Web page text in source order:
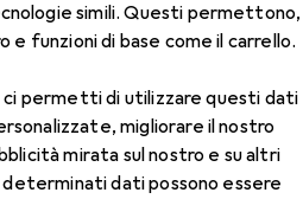
simili. Questi permettono,
e funzioni di base come il carrello.
permetti di utilizzare questi dati
migliorare il nostro
mirata sul nostro e su altri
dati possono essere
74C2HYE